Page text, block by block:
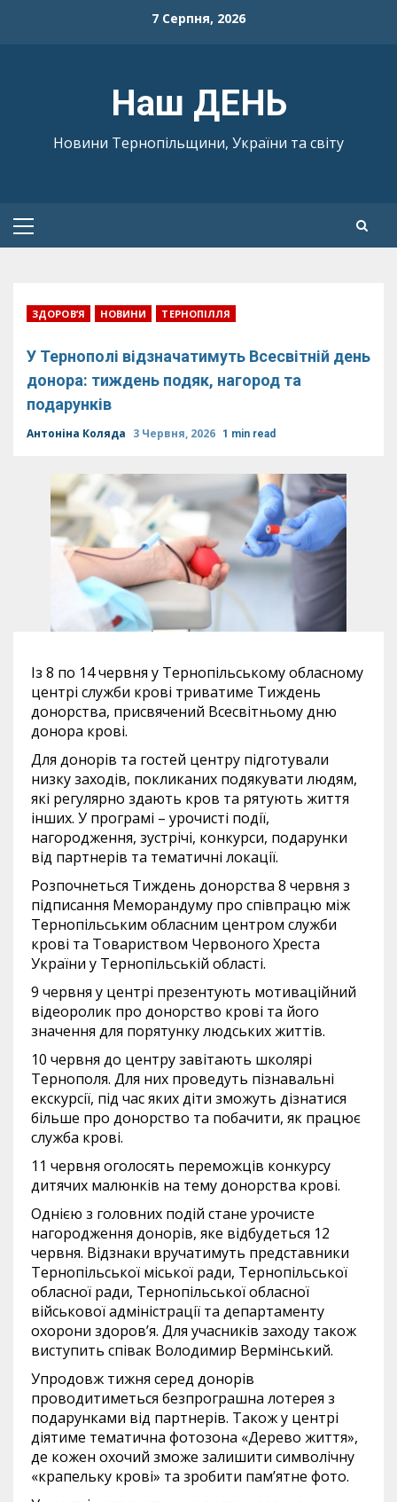
7 Серпня, 2026
Наш ДЕНЬ
Новини Тернопільщини, України та світу
Primary
ЗДОРОВ’Я НОВИНИ ТЕРНОПІЛЛЯ
У Тернополі відзначатимуть Всесвітній день
донора: тиждень подяк, нагород та
подарунків
Антоніна Коляда 3 Червня, 2026 1 min read
Із 8 по 14 червня у Тернопільському обласному
центрі служби крові триватиме Тиждень
донорства, присвячений Всесвітньому дню
донора крові.
Для донорів та гостей центру підготували
низку заходів, покликаних подякувати людям,
які регулярно здають кров та рятують життя
інших. У програмі – урочисті події,
нагородження, зустрічі, конкурси, подарунки
від партнерів та тематичні локації.
Розпочнеться Тиждень донорства 8 червня з
підписання Меморандуму про співпрацю між
Тернопільським обласним центром служби
крові та Товариством Червоного Хреста
України у Тернопільській області.
9 червня у центрі презентують мотиваційний
відеоролик про донорство крові та його
значення для порятунку людських життів.
10 червня до центру завітають школярі
Тернополя. Для них проведуть пізнавальні
екскурсії, під час яких діти зможуть дізнатися
більше про донорство та побачити, як працює
служба крові.
11 червня оголосять переможців конкурсу
дитячих малюнків на тему донорства крові.
Однією з головних подій стане урочисте
нагородження донорів, яке відбудеться 12
червня. Відзнаки вручатимуть представники
Тернопільської міської ради, Тернопільської
обласної ради, Тернопільської обласної
військової адміністрації та департаменту
охорони здоров’я. Для учасників заходу також
виступить співак Володимир Вермінський.
Упродовж тижня серед донорів
проводитиметься безпрограшна лотерея з
подарунками від партнерів. Також у центрі
діятиме тематична фотозона «Дерево життя»,
де кожен охочий зможе залишити символічну
«крапельку крові» та зробити пам’ятне фото.